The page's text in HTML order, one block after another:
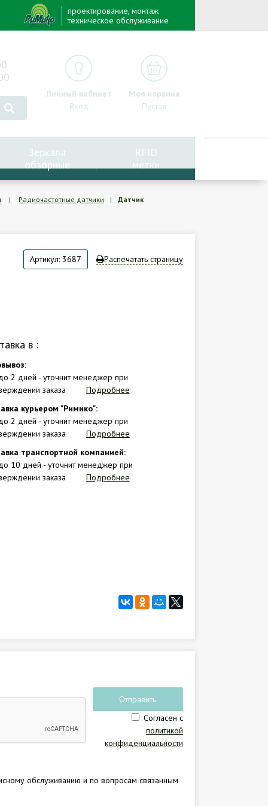
проектирование, монтаж
техническое обслуживание
Личный кабинет
Вход
Моя корзина
Пустая
Зеркала
обзорные
RFID
метки
| Радиочастотные датчики | Датчик
Артикул: 3687 Распечатать страницу
в :
2 дней - уточнит менеджер при
заказа
Подробнее
курьером "Римико":
2 дней - уточнит менеджер при
заказа
Подробнее
транспортной компанией:
10 дней - уточнит менеджер при
заказа
Подробнее
Отправить
заявкуСогласен с
политикой
конфиденциальности
обслуживанию и по вопросам связанным